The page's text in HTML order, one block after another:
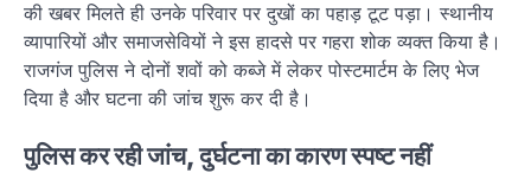
की खबर मिलते ही उनके परिवार पर दुखों का पहाड़ टूट पड़ा। स्थानीय
व्यापारियों और समाजसेवियों ने इस हादसे पर गहरा शोक व्यक्त किया है।
राजगंज पुलिस ने दोनों शवों को कब्जे में लेकर पोस्टमार्टम के लिए भेज
दिया है और घटना की जांच शुरू कर दी है।
पुलिस कर रही जांच, दुर्घटना का कारण स्पष्ट नहीं